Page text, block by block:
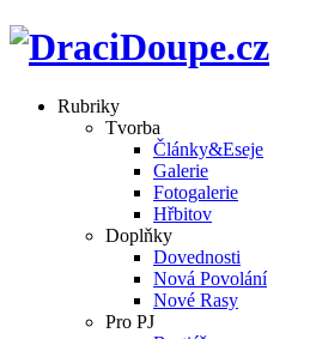
Rubriky
Tvorba
Články&Eseje
Galerie
Fotogalerie
Hřbitov
Doplňky
Dovednosti
Nová Povolání
Nové Rasy
Pro PJ